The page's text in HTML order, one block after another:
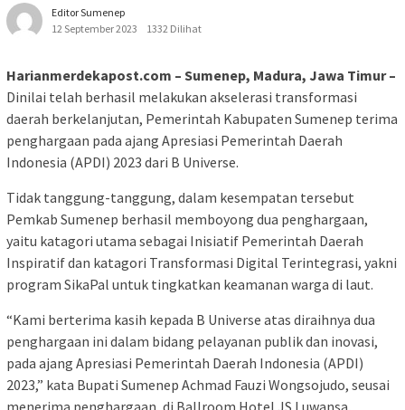
Editor Sumenep
12 September 2023
1332 Dilihat
Harianmerdekapost.com – Sumenep, Madura, Jawa Timur –
Dinilai telah berhasil melakukan akselerasi transformasi
daerah berkelanjutan, Pemerintah Kabupaten Sumenep terima
penghargaan pada ajang Apresiasi Pemerintah Daerah
Indonesia (APDI) 2023 dari B Universe.
Tidak tanggung-tanggung, dalam kesempatan tersebut
Pemkab Sumenep berhasil memboyong dua penghargaan,
yaitu katagori utama sebagai Inisiatif Pemerintah Daerah
Inspiratif dan katagori Transformasi Digital Terintegrasi, yakni
program SikaPal untuk tingkatkan keamanan warga di laut.
“Kami berterima kasih kepada B Universe atas diraihnya dua
penghargaan ini dalam bidang pelayanan publik dan inovasi,
pada ajang Apresiasi Pemerintah Daerah Indonesia (APDI)
2023,” kata Bupati Sumenep Achmad Fauzi Wongsojudo, seusai